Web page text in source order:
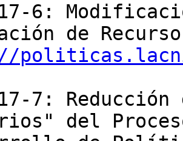
6:
de
7:
del